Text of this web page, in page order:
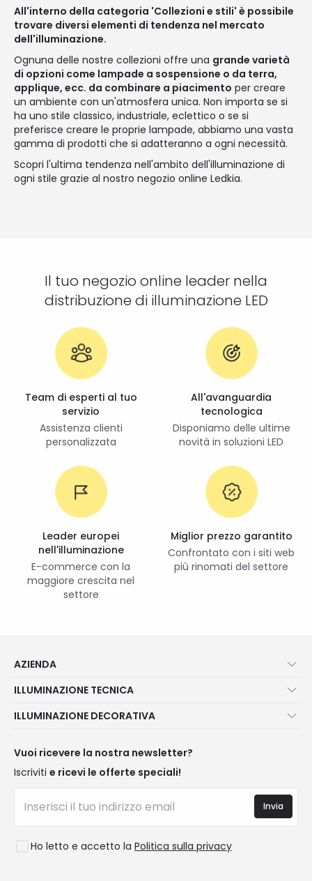
All'interno della categoria 'Collezioni e stili' è possibile
trovare diversi elementi di tendenza nel mercato
dell'illuminazione.
Ognuna delle nostre collezioni offre una grande varietà
di opzioni come lampade a sospensione o da terra,
applique, ecc. da combinare a piacimento per creare
un ambiente con un'atmosfera unica. Non importa se si
ha uno stile classico, industriale, eclettico o se si
preferisce creare le proprie lampade, abbiamo una vasta
gamma di prodotti che si adatteranno a ogni necessità.
Scopri l'ultima tendenza nell'ambito dell'illuminazione di
ogni stile grazie al nostro negozio online Ledkia.
Il tuo negozio online leader nella
distribuzione di illuminazione LED
Team di esperti al tuo
servizio
Assistenza clienti
personalizzata
All'avanguardia
tecnologica
Disponiamo delle ultime
novità in soluzioni LED
Leader europei
nell'illuminazione
E-commerce con la
maggiore crescita nel
settore
Miglior prezzo garantito
Confrontato con i siti web
più rinomati del settore
AZIENDA
Assistenza Clienti
Metodi di spedizione
Sei un Professionista?
Domande frequenti
ILLUMINAZIONE TECNICA
I migliori brand
Illuminazione per aziende
ILLUMINAZIONE DECORATIVA
Tendenze
I migliori brand
Nuove Decorazioni
Spazi
Stili
Collezioni
Vuoi ricevere la nostra newsletter?
Iscriviti e ricevi le offerte speciali!
Ho letto e accetto la Politica sulla privacy
Invia